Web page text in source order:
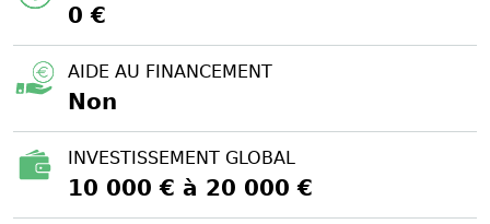
0 €
AIDE AU FINANCEMENT
Non
INVESTISSEMENT GLOBAL
10 000 € à 20 000 €